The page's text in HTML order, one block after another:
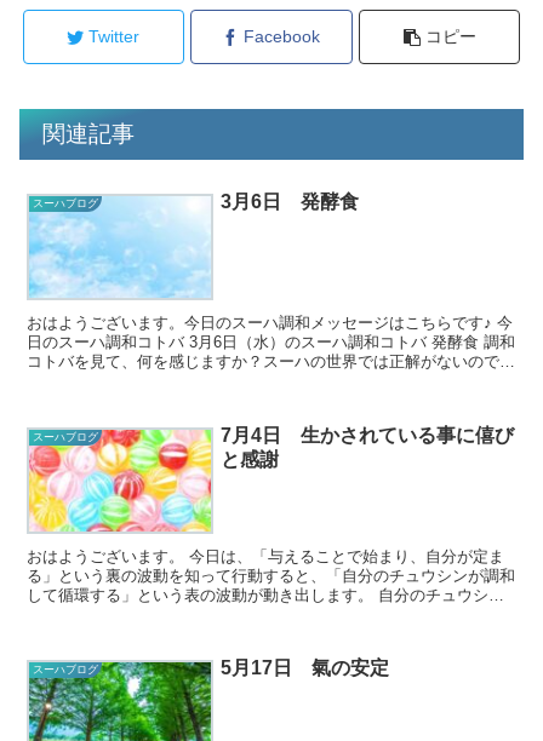
Twitter Facebook コピー
関連記事
スーハブログ 3月6日 発酵食
おはようございます。今日のスーハ調和メッセージはこちらです♪ 今
日のスーハ調和コトバ 3月6日（水）のスーハ調和コトバ 発酵食 調和
コトバを見て、何を感じますか？スーハの世界では正解がないので、
スーハブログ
7月4日 生かされている事に僖び
と感謝
おはようございます。 今日は、「与えることで始まり、自分が定ま
る」という裏の波動を知って行動すると、「自分のチュウシンが調和
して循環する」という表の波動が動き出します。 自分のチュウシン
スーハブログ 5月17日 氣の安定